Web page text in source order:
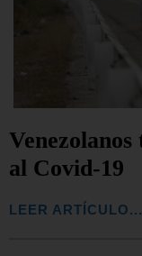
al Covid-19
LEER ARTÍCULO...